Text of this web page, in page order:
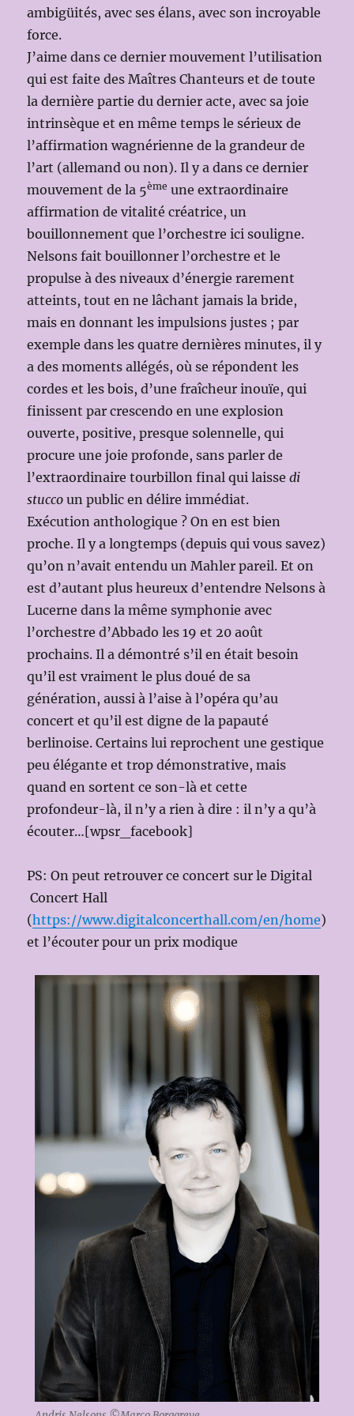
ambigüités, avec ses élans, avec son incroyable
force.
J’aime dans ce dernier mouvement l’utilisation
qui est faite des Maîtres Chanteurs et de toute
la dernière partie du dernier acte, avec sa joie
intrinsèque et en même temps le sérieux de
l’affirmation wagnérienne de la grandeur de
l’art (allemand ou non). Il y a dans ce dernier
mouvement de la 5ème une extraordinaire
affirmation de vitalité créatrice, un
bouillonnement que l’orchestre ici souligne.
Nelsons fait bouillonner l’orchestre et le
propulse à des niveaux d’énergie rarement
atteints, tout en ne lâchant jamais la bride,
mais en donnant les impulsions justes ; par
exemple dans les quatre dernières minutes, il y
a des moments allégés, où se répondent les
cordes et les bois, d’une fraîcheur inouïe, qui
finissent par crescendo en une explosion
ouverte, positive, presque solennelle, qui
procure une joie profonde, sans parler de
l’extraordinaire tourbillon final qui laissedi
stucco un public en délire immédiat.
Exécution anthologique ? On en est bien
proche. Il y a longtemps (depuis qui vous savez)
qu’on n’avait entendu un Mahler pareil. Et on
est d’autant plus heureux d’entendre Nelsons à
Lucerne dans la même symphonie avec
l’orchestre d’Abbado les 19 et 20 août
prochains. Il a démontré s’il en était besoin
qu’il est vraiment le plus doué de sa
génération, aussi à l’aise à l’opéra qu’au
concert et qu’il est digne de la papauté
berlinoise. Certains lui reprochent une gestique
peu élégante et trop démonstrative, mais
quand en sortent ce son-là et cette
profondeur-là, il n’y a rien à dire : il n’y a qu’à
écouter…[wpsr_facebook]
PS: On peut retrouver ce concert sur le Digital
Concert Hall
(https://www.digitalconcerthall.com/en/home)
et l’écouter pour un prix modique